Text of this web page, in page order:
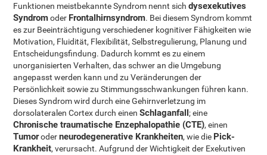
Funktionen meistbekannte Syndrom nennt sichdysexekutives
Syndromoder Frontalhirnsyndrom. Bei diesem Syndrom kommt
es zur Beeinträchtigung verschiedener kognitiver Fähigkeiten wie
Motivation, Fluidität, Flexibilität, Selbstregulierung, Planung und
Entscheidungsfindung. Dadurch kommt es zu einem
unorganisierten Verhalten, das schwer an die Umgebung
angepasst werden kann und zu Veränderungen der
Persönlichkeit sowie zu Stimmungsschwankungen führen kann.
Dieses Syndrom wird durch eine Gehirnverletzung im
dorsolateralen Cortex durch einenSchlaganfall; eine
Chronische traumatische Enzephalopathie (CTE), einen
Tumoroderneurodegenerative Krankheiten, wie die Pick-
Krankheit, verursacht. Aufgrund der Wichtigkeit der Exekutiven